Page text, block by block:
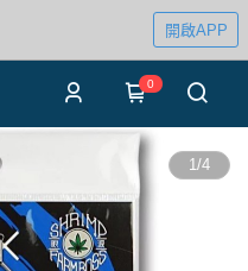
開啟APP
0
1/4